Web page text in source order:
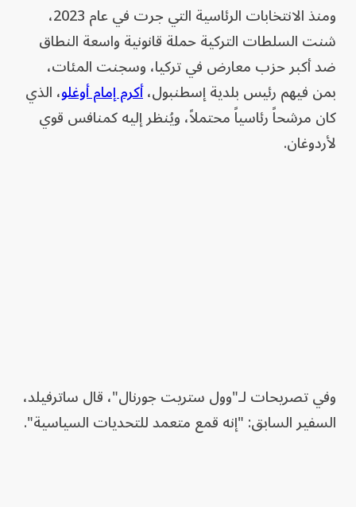
ومنذ الانتخابات الرئاسية التي جرت في عام 2023،
شنت السلطات التركية حملة قانونية واسعة النطاق
ضد أكبر حزب معارض في تركيا، وسجنت المئات،
بمن فيهم رئيس بلدية إسطنبول،أكرم إمام أوغلو، الذي
كان مرشحاً رئاسياً محتملاً، ويُنظر إليه كمنافس قوي
لأردوغان.
وفي تصريحات لـ"وول ستريت جورنال"، قال ساترفيلد،
السفير السابق: "إنه قمع متعمد للتحديات السياسية".